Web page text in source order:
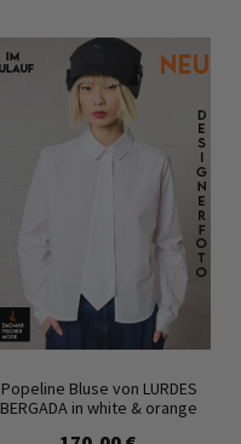
Popeline Bluse von LURDES
BERGADA in white & orange